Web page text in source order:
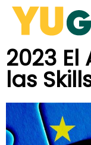
2023
las